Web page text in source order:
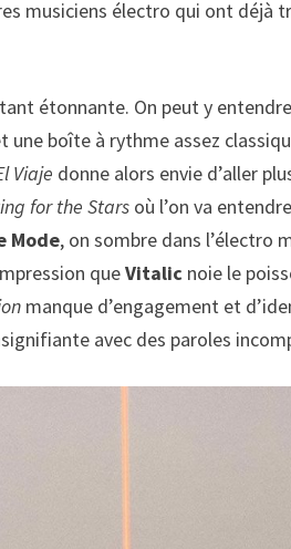
musiciens électro qui ont déjà
étonnante. On peut y
une boîte à rythme assez
Viaje donne alors envie d’aller
for the Stars où l’on va
Mode, on sombre dans l’électro
queVitalic noie le
manque d’engagement et
avec des paroles